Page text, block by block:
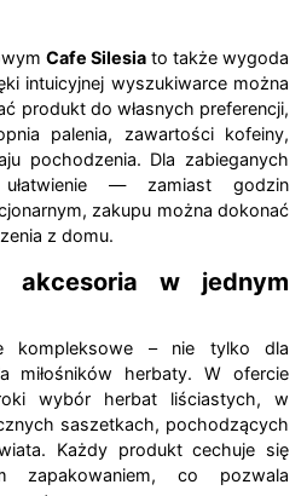
Cafe Silesia to także wygoda
intuicyjnej wyszukiwarce można
produkt do własnych preferencji,
palenia, zawartości kofeiny,
pochodzenia. Dla zabieganych
— zamiast godzin
zakupu można dokonać
z domu.
akcesoria w jednym
– nie tylko dla
miłośników herbaty. W ofercie
wybór herbat liściastych, w
saszetkach, pochodzących
Każdy produkt cechuje się
zapakowaniem, co pozwala